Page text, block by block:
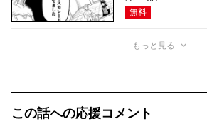
無料
もっと見る
この話への応援コメント